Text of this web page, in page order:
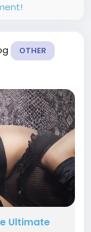
OTHER
Ultimate